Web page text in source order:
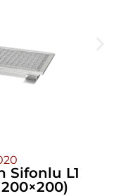
Sifonlu L1